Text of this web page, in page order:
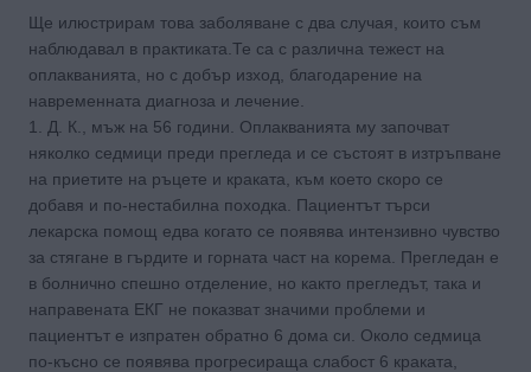
Ще илюстрирам това заболяване с два случая, които съм
наблюдавал в практиката.Те са с различна тежест на
оплакванията, но с добър изход, благодарение на
навременната диагноза и лечение.
1. Д. К., мъж на 56 години. Оплакванията му започват
няколко седмици преди прегледа и се състоят в изтръпване
на приетите на ръцете и краката, към което скоро се
добавя и по-нестабилна походка. Пациентът търси
лекарска помощ едва когато се появява интензивно чувство
за стя­гане в гърдите и горната част на корема. Прегледан е
в болнично спешно отделение, но както прегледът, така и
направената ЕКГ не показват значими проблеми и
пациентът е изпратен обратно 6 дома си. Около седмица
по-късно се поя­вява прогресираща слабост 6 краката,